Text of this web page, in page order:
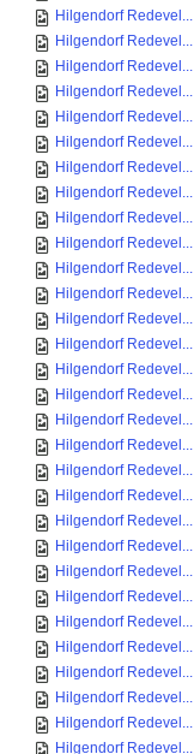
Hilgendorf Redevel...
Hilgendorf Redevel...
Hilgendorf Redevel...
Hilgendorf Redevel...
Hilgendorf Redevel...
Hilgendorf Redevel...
Hilgendorf Redevel...
Hilgendorf Redevel...
Hilgendorf Redevel...
Hilgendorf Redevel...
Hilgendorf Redevel...
Hilgendorf Redevel...
Hilgendorf Redevel...
Hilgendorf Redevel...
Hilgendorf Redevel...
Hilgendorf Redevel...
Hilgendorf Redevel...
Hilgendorf Redevel...
Hilgendorf Redevel...
Hilgendorf Redevel...
Hilgendorf Redevel...
Hilgendorf Redevel...
Hilgendorf Redevel...
Hilgendorf Redevel...
Hilgendorf Redevel...
Hilgendorf Redevel...
Hilgendorf Redevel...
Hilgendorf Redevel...
Hilgendorf Redevel...
Hilgendorf Redevel...